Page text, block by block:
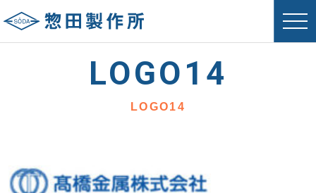
LOGO14
LOGO14